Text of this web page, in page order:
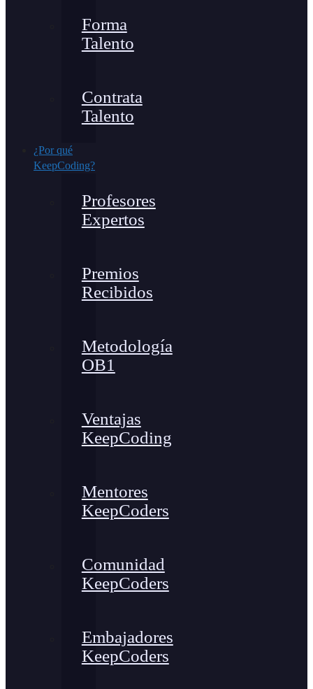
Forma
Talento
Contrata
Talento
¿Por qué
KeepCoding?
Profesores
Expertos
Premios
Recibidos
Metodología
OB1
Ventajas
KeepCoding
Mentores
KeepCoders
Comunidad
KeepCoders
Embajadores
KeepCoders